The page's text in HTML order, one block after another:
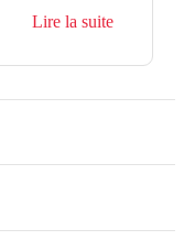
d’usage
C'est l'un
puissants pour
Lire la suite